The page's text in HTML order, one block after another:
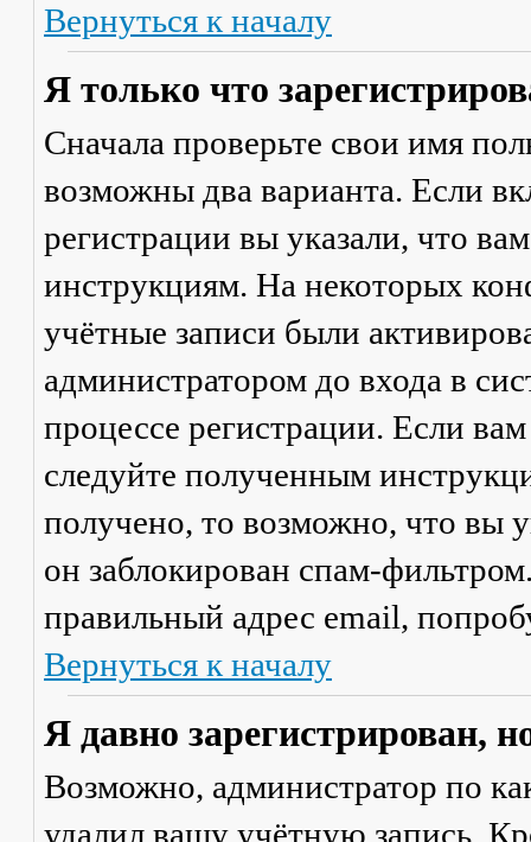
Вернуться к началу
Я только что
Сначала проверьте свои имя
возможны два варианта. Если
регистрации вы указали, что
инструкциям. На некоторых
учётные записи были
администратором до входа в
процессе регистрации. Если
следуйте полученным
получено, то возможно, что вы
он заблокирован спам-
правильный адрес email,
Вернуться к началу
Я давно зарегистрирован,
Возможно, администратор по
удалил вашу учётную запись.